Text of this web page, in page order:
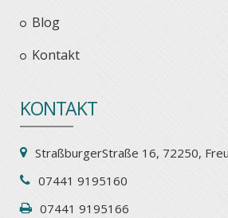
Blog
Kontakt
KONTAKT
StraßburgerStraße 16, 72250,
07441 9195160
07441 9195166